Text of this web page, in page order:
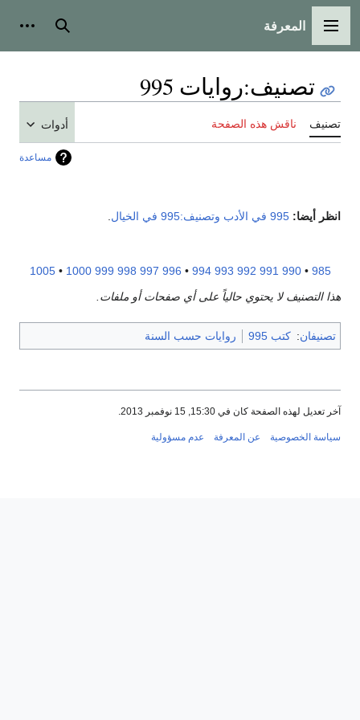
القائمة الرئيسية
المعرفة بحث
تصنيف:روايات 995
تصنيف ناقش هذه الصفحة أدوات
مساعدة
انظر أيضا: 995 في الأدب وتصنيف:995 في الخيال
985
•
990
991
992
993
994
•
996
997
998
999
1000
•
1005
هذا التصنيف لا يحتوي حالياً على أي صفحات أو ملفات.
تصنيفان: كتب 995 روايات حسب السنة
آخر تعديل لهذه الصفحة كان في 15:30, 15 نوفمبر 2013.
سياسة الخصوصية عن المعرفة عدم مسؤولية